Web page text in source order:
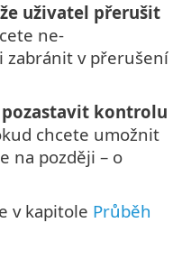
uživatel přerušit
ne-
zabránit v přerušení
kontrolu
chcete umožnit
na později – o
v kapitole Průběh